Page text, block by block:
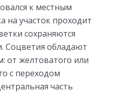
к местным
на участок проходит
сохраняются
Соцветия обладают
от желтоватого или
с переходом
часть